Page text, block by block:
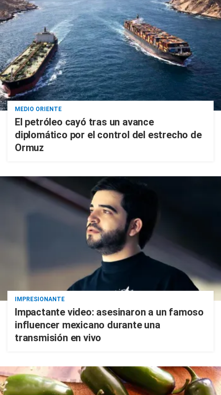
MEDIO ORIENTE
El petróleo cayó tras un avance
diplomático por el control del estrecho de
Ormuz
IMPRESIONANTE
Impactante video: asesinaron a un famoso
influencer mexicano durante una
transmisión en vivo